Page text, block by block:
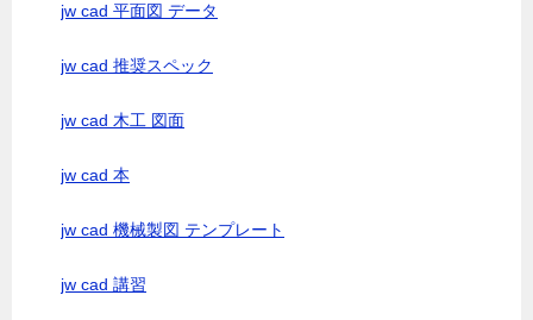
jw cad 平面図 データ
jw cad 推奨スペック
jw cad 木工 図面
jw cad 本
jw cad 機械製図 テンプレート
jw cad 講習